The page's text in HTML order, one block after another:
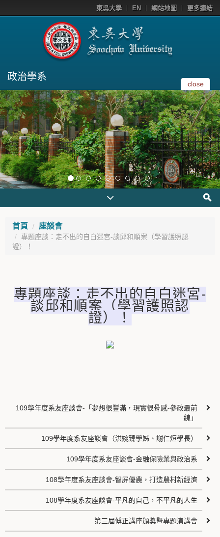
東吳大學 EN 網站地圖 更多連結
政治學系
close
首頁 座談會
專題座談：走不出的自白迷宮-談邱和順案（學習護照認
證）！
專題座談：走不出的自白迷宮-
談邱和順案（學習護照認
證）！
109學年度系友座談會-「夢想很豐滿，現實很骨感-參政最前
線」
109學年度系友座談會（洪婉臻學姊、謝仁烜學長）
109學年度系友座談會-金融保險業與政治系
108學年度系友座談會-智屏優農，打造農村新經濟
108學年度系友座談會-平凡的自己，不平凡的人生
第三屆傅正講座頒獎暨專題演講會